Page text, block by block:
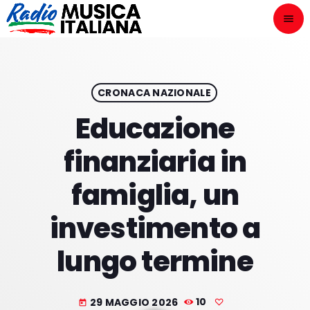
menu
HOME
NOVITÀ DISCOGRAFICHE
CRONACA NAZIONALE
Educazione
finanziaria in
famiglia, un
investimento a
lungo termine
today 29 MAGGIO 2026 10